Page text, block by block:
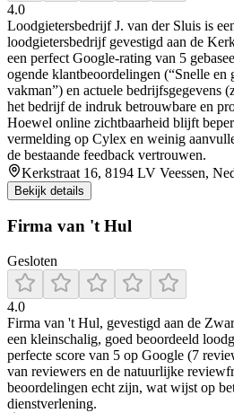
4.0
Loodgietersbedrijf J. van der Sluis is
loodgietersbedrijf gevestigd aan de
een perfect Google-rating van 5
ogende klantbeoordelingen (“Snelle en
vakman”) en actuele bedrijfsgegevens
het bedrijf de indruk betrouwbare en
Hoewel online zichtbaarheid blijft
vermelding op Cylex en weinig
de bestaande feedback vertrouwen.
Kerkstraat 16, 8194 LV Veessen,
Bekijk details
Firma van 't Hul
Gesloten
4.0
Firma van 't Hul, gevestigd aan de
een kleinschalig, goed beoordeeld
perfecte score van 5 op Google (7
van reviewers en de natuurlijke
beoordelingen echt zijn, wat wijst op
dienstverlening.